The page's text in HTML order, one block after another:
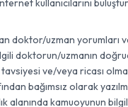
kullanıcılarını
doktor/uzman yorumları
doktorun/uzmanın
ve/veya ricası
bağımsız olarak
alanında kamuoyunun